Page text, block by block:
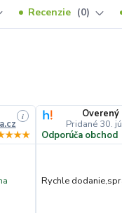
Recenzie 0
i Overený
Pridané 30.
Odporúča obchod
Rychle